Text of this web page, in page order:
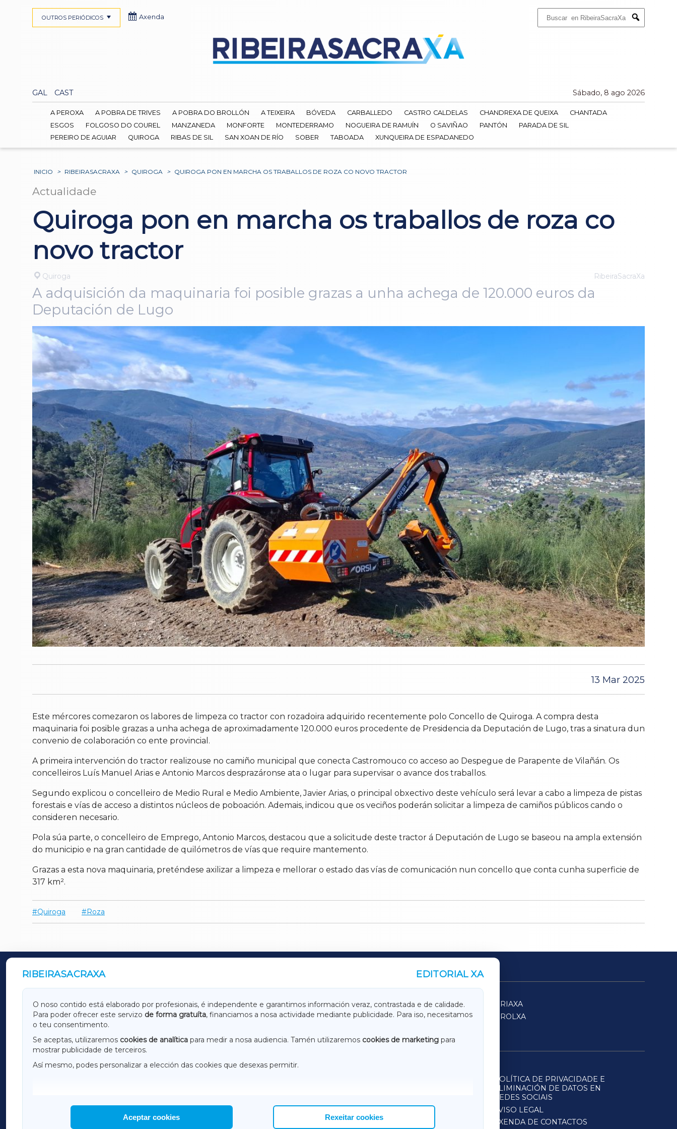
Submit
GAL CAST Sábado, 8 ago 2026
OUTROS PERIÓDICOS Axenda
A PEROXA A POBRA DE TRIVES A POBRA DO BROLLÓN A TEIXEIRA BÓVEDA CARBALLEDO CASTRO CALDELAS CHANDREXA DE QUEIXA
CHANTADA
ESGOS
FOLGOSO DO COUREL MANZANEDA MONFORTE MONTEDERRAMO NOGUEIRA DE RAMUÍN O SAVIÑAO PANTÓN
PARADA DE SIL
PEREIRO DE AGUIAR
QUIROGA RIBAS DE SIL SAN XOAN DE RÍO SOBER TABOADA XUNQUEIRA DE ESPADANEDO
INICIO > RIBEIRASACRAXA > QUIROGA > QUIROGA PON EN MARCHA OS TRABALLOS DE ROZA CO NOVO TRACTOR
Actualidade
Quiroga pon en marcha os traballos de roza co
novo tractor
Quiroga RibeiraSacraXa
A adquisición da maquinaria foi posible grazas a unha achega de 120.000 euros da
Deputación de Lugo
13 Mar 2025
Este mércores comezaron os labores de limpeza co tractor con rozadoira adquirido recentemente polo Concello de Quiroga. A compra desta
maquinaria foi posible grazas a unha achega de aproximadamente 120.000 euros procedente de Presidencia da Deputación de Lugo, tras a sinatura dun
convenio de colaboración co ente provincial.
A primeira intervención do tractor realizouse no camiño municipal que conecta Castromouco co acceso ao Despegue de Parapente de Vilañán. Os
concelleiros Luís Manuel Arias e Antonio Marcos desprazáronse ata o lugar para supervisar o avance dos traballos.
Segundo explicou o concelleiro de Medio Rural e Medio Ambiente, Javier Arias, o principal obxectivo deste vehículo será levar a cabo a limpeza de pistas
forestais e vías de acceso a distintos núcleos de poboación. Ademais, indicou que os veciños poderán solicitar a limpeza de camiños públicos cando o
consideren necesario.
Pola súa parte, o concelleiro de Emprego, Antonio Marcos, destacou que a solicitude deste tractor á Deputación de Lugo se baseou na ampla extensión
do municipio e na gran cantidade de quilómetros de vías que require mantemento.
Grazas a esta nova maquinaria, preténdese axilizar a limpeza e mellorar o estado das vías de comunicación nun concello que conta cunha superficie de
317 km².
Quiroga Roza
RIBEIRASACRAXA EDITORIAL XA
O noso contido está elaborado por profesionais, é independente e garantimos información veraz, contrastada e de calidade.
Para poder ofrecer este servizo de forma gratuíta, financiamos a nosa actividade mediante publicidade. Para iso, necesitamos
o teu consentimento.
Se aceptas, utilizaremos cookies de analítica para medir a nosa audiencia. Tamén utilizaremos cookies de marketing para
mostrar publicidade de terceiros.
Así mesmo, podes personalizar a elección das cookies que desexas permitir.
Aceptar cookies Rexeitar cookies
OUTROS PERIÓDICOS
GALICIAXA LUGOXA TERRACHAXA
SARRIAXA
AMARIÑAXA
RIBEIRASACRAXA ACORUÑAXA
FERROLXA
OURENSEXA
HEMEROTECA
POLÍTICA DE PRIVACIDADE E
ELIMINACIÓN DE DATOS EN
REDES SOCIAIS
AVISO LEGAL
AXENDA DE CONTACTOS